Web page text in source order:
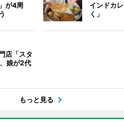
が4周
インドカ
く」
店「スタ
娘が2代
もっと見る